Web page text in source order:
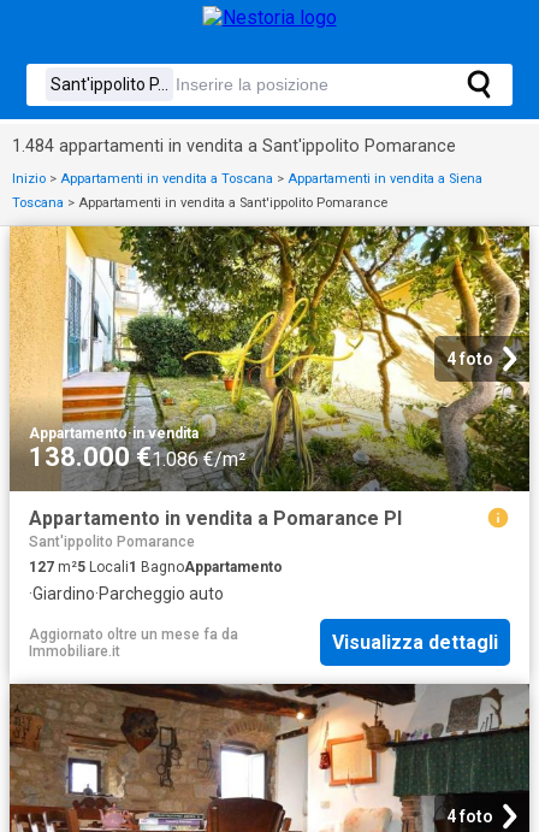
1.484 appartamenti in vendita a Sant'ippolito Pomarance
Inizio > Appartamenti in vendita a Toscana > Appartamenti in vendita a Siena
Toscana > Appartamenti in vendita a Sant'ippolito Pomarance
4 foto
Appartamento·in vendita
138.000 €1.086 €/m²
Appartamento in vendita a Pomarance PI
Sant'ippolito Pomarance
127 m²5 Locali1 BagnoAppartamento
·Giardino·Parcheggio auto
Aggiornato oltre un mese fa da
Immobiliare.it
Visualizza dettagli
4 foto